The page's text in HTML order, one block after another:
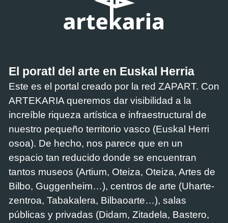
El poratl del arte en Euskal Herria
Este es el portal creado por la red ZAPART. Con
ARTEKARIA queremos dar visibilidad a la
increíble riqueza artística e infraestructural de
nuestro pequeño territorio vasco (Euskal Herri
osoa). De hecho, nos parece que en un
espacio tan reducido donde se encuentran
tantos museos (Artium, Oteiza, Oteiza, Artes de
Bilbo, Guggenheim…), centros de arte (Uharte-
zentroa, Tabakalera, Bilbaoarte…), salas
públicas y privadas (Didam, Zitadela, Bastero,